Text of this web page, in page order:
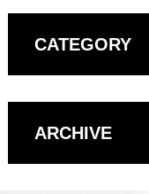
CATEGORY
ARCHIVE